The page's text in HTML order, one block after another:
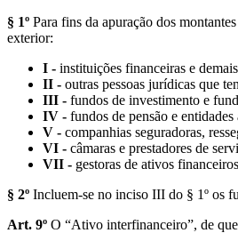
§ 1º Para fins da apuração dos
exterior:
I - instituições financeiras e
II - outras pessoas jurídicas que
III - fundos de investimento e
IV - fundos de pensão e
V - companhias seguradoras,
VI - câmaras e prestadores de
VII - gestoras de ativos
§ 2º Incluem-se no inciso III do § 1º os
Art. 9º O “Ativo interfinanceiro”, de